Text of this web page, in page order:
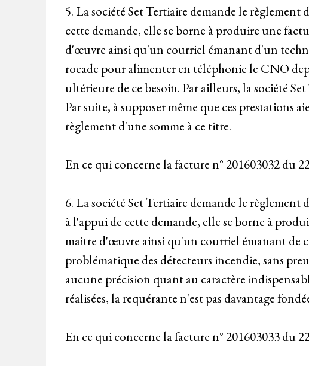
5. La société Set Tertiaire demande le
cette demande, elle se borne à produire une
d'œuvre ainsi qu'un courriel émanant d'un
rocade pour alimenter en téléphonie le CNO
ultérieure de ce besoin. Par ailleurs, la société
Par suite, à supposer même que ces prestations
règlement d'une somme à ce titre.
En ce qui concerne la facture n° 201603032 du
6. La société Set Tertiaire demande le
à l'appui de cette demande, elle se borne à
maitre d'œuvre ainsi qu'un courriel émanant de
problématique des détecteurs incendie, sans
aucune précision quant au caractère
réalisées, la requérante n'est pas davantage
En ce qui concerne la facture n° 201603033 du